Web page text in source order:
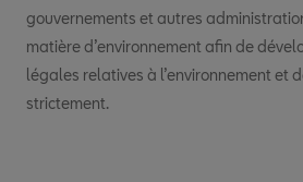
gouvernements et autres
matière d’environnement afin de
légales relatives à l’environnement et
strictement.